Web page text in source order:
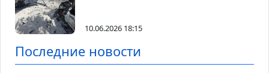
10.06.2026 18:15
Последние новости